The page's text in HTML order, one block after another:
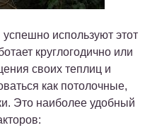
используют этот
круглогодично или
своих теплиц и
как потолочные,
Это наиболее удобный